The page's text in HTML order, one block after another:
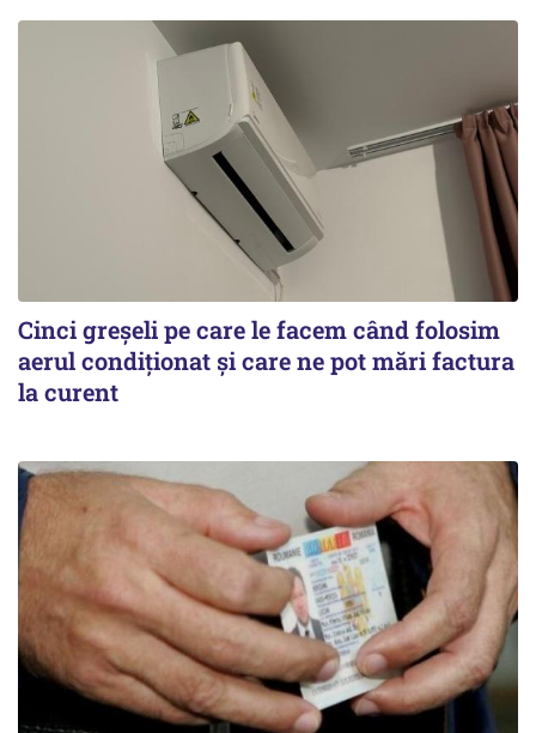
Cinci greșeli pe care le facem când folosim
aerul condiționat și care ne pot mări factura
la curent